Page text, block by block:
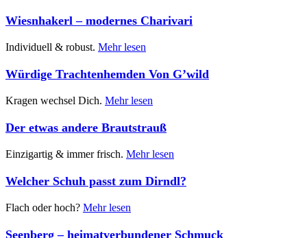
Wiesnhakerl – modernes Charivari
Individuell & robust. Mehr lesen
Würdige Trachtenhemden Von G’wild
Kragen wechsel Dich. Mehr lesen
Der etwas andere Brautstrauß
Einzigartig & immer frisch. Mehr lesen
Welcher Schuh passt zum Dirndl?
Flach oder hoch? Mehr lesen
Seenberg – heimatverbundener Schmuck